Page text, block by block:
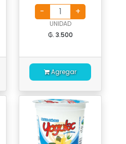
UNIDAD
₲. 3.500
Agregar